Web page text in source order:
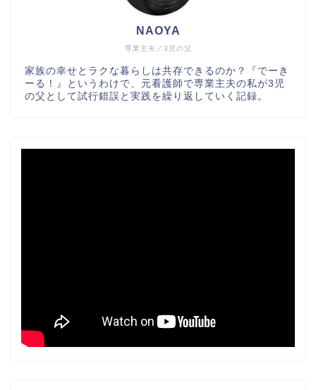
専業主夫／3児の父
NAOYA
家族の幸せとラクな暮らしは共存できるのか？『でーき
ーる！』というわけで、元看護師で専業主夫の私が3児
の父として試行錯誤と実践を繰り返していく記録。